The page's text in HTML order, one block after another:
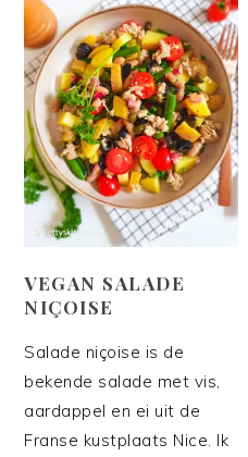
VEGAN SALADE
NIÇOISE
Salade niçoise is de
bekende salade met vis,
aardappel en ei uit de
Franse kustplaats Nice. Ik